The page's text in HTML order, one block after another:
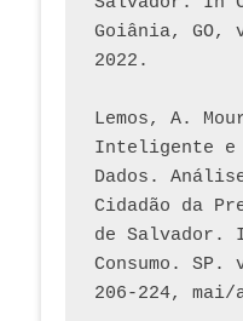
Goiânia, GO,
2022.
Lemos, A.
Inteligente e
Dados.
Cidadão da
de Salvador.
Consumo.
206-224, mai/